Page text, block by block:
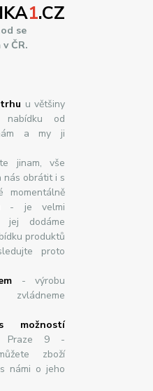
1.CZ
se
ČR.
u většiny
nabídku od
a my ji
jinam, vše
nás obrátit i s
momentálně
- je velmi
jej dodáme
produktů
proto
- výrobu
zvládneme
možností
9 -
zboží
námi o jeho